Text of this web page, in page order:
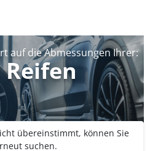
auf die Abmessungen Ihrer:
Reifen
übereinstimmt, können Sie
suchen.